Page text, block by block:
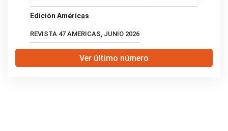
Edición Américas
REVISTA 47 AMERICAS, JUNIO 2026
Ver último número